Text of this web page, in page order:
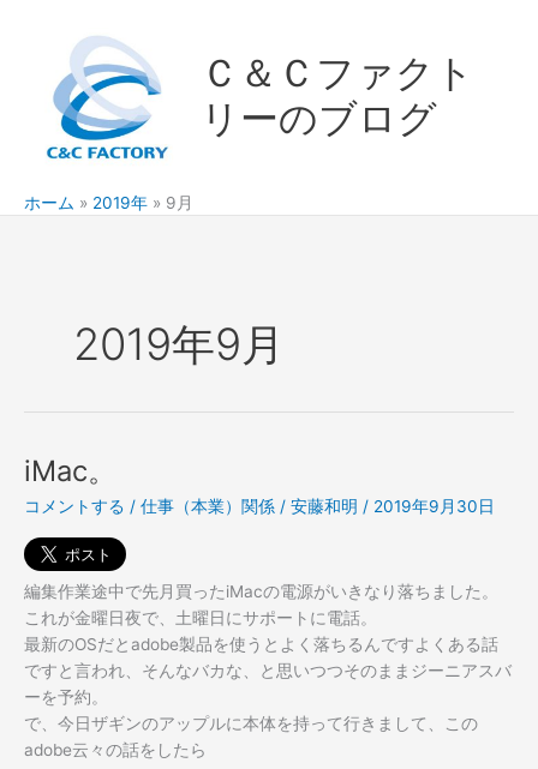
Ｃ＆Ｃファクト
リーのブログ
ホーム 2019年 9月
2019年9月
iMac。
コメントする / 仕事（本業）関係 / 安藤和明 / 2019年9月30日
編集作業途中で先月買ったiMacの電源がいきなり落ちました。
これが金曜日夜で、土曜日にサポートに電話。
最新のOSだとadobe製品を使うとよく落ちるんですよくある話
ですと言われ、そんなバカな、と思いつつそのままジーニアスバ
ーを予約。
で、今日ザギンのアップルに本体を持って行きまして、この
adobe云々の話をしたら